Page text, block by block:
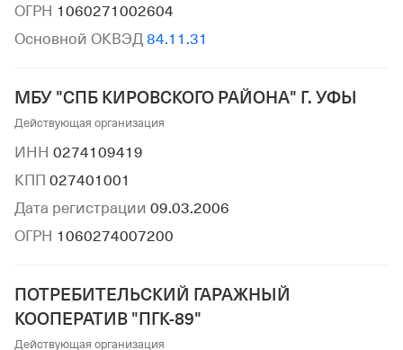
ОГРН 1060271002604
Основной ОКВЭД 84.11.31
МБУ "СПБ КИРОВСКОГО РАЙОНА" Г. УФЫ
Действующая организация
ИНН 0274109419
КПП 027401001
Дата регистрации 09.03.2006
ОГРН 1060274007200
ПОТРЕБИТЕЛЬСКИЙ ГАРАЖНЫЙ
КООПЕРАТИВ "ПГК-89"
Действующая организация